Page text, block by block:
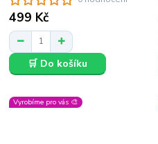
499 Kč
🛒 Do košíku
Vyrobíme pro vás 🎨